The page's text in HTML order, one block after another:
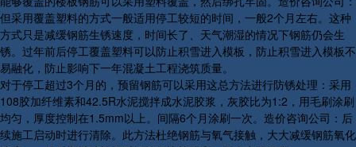
但采用覆盖塑料的方式一般适用停工较短的时间，一般2个月左右。这种
方式只是减缓钢筋生锈速度，时间长了、天气潮湿的情况下钢筋仍会生
锈。过年前后停工覆盖塑料可以防止积雪进入模板，防止积雪进入模板不
易融化，防止影响下一年混凝土工程浇筑质量。
对于停工超过3个月的，预留钢筋可以采用这总方法进行防锈处理：采用
108胶加纤维素和42.5R水泥搅拌成水泥胶浆，灰胶比为1:2，用毛刷涂刷
均匀，厚度控制在1.5mm以上。间隔6个月涂刷一次。造价咨询公司：后
续施工启动时进行清除。此方法杜绝钢筋与氧气接触，大大减缓钢筋氧化